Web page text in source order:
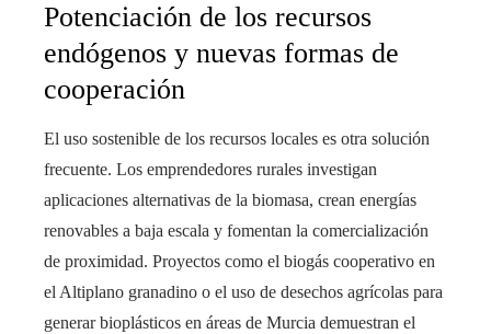
Potenciación de los recursos
endógenos y nuevas formas de
cooperación
El uso sostenible de los recursos locales es otra solución
frecuente. Los emprendedores rurales investigan
aplicaciones alternativas de la biomasa, crean energías
renovables a baja escala y fomentan la comercialización
de proximidad. Proyectos como el biogás cooperativo en
el Altiplano granadino o el uso de desechos agrícolas para
generar bioplásticos en áreas de Murcia demuestran el